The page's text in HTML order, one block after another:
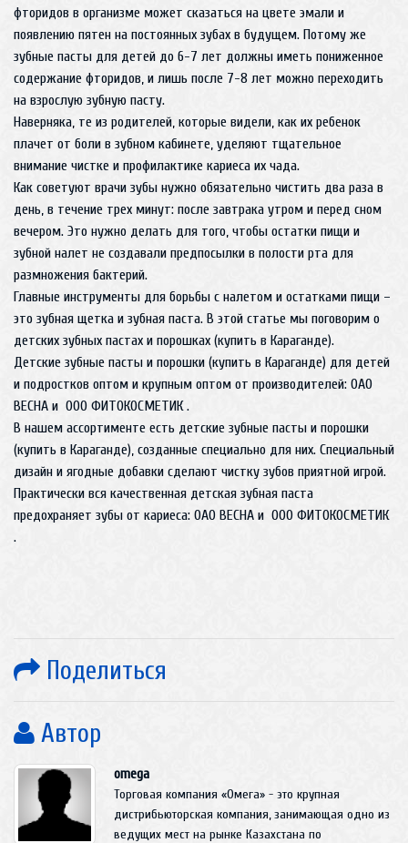
фторидов в организме может сказаться на цвете эмали и
появлению пятен на постоянных зубах в будущем. Потому же
зубные пасты для детей до 6-7 лет должны иметь пониженное
содержание фторидов, и лишь после 7-8 лет можно переходить
на взрослую зубную пасту.
Наверняка, те из родителей, которые видели, как их ребенок
плачет от боли в зубном кабинете, уделяют тщательное
внимание чистке и профилактике кариеса их чада.
Как советуют врачи зубы нужно обязательно чистить два раза в
день, в течение трех минут: после завтрака утром и перед сном
вечером. Это нужно делать для того, чтобы остатки пищи и
зубной налет не создавали предпосылки в полости рта для
размножения бактерий.
Главные инструменты для борьбы с налетом и остатками пищи –
это зубная щетка и зубная паста. В этой статье мы поговорим о
детских зубных пастах и порошках (купить в Караганде).
Детские зубные пасты и порошки (купить в Караганде) для детей
и подростков оптом и крупным оптом от производителей: ОАО
ВЕСНА и ООО ФИТОКОСМЕТИК .
В нашем ассортименте есть детские зубные пасты и порошки
(купить в Караганде), созданные специально для них. Специальный
дизайн и ягодные добавки сделают чистку зубов приятной игрой.
Практически вся качественная детская зубная паста
предохраняет зубы от кариеса: ОАО ВЕСНА и ООО ФИТОКОСМЕТИК
.
Поделиться
Автор
omega
Торговая компания «Омега» - это крупная
дистрибьюторская компания, занимающая одно из
ведущих мест на рынке Казахстана по